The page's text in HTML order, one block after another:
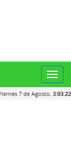
7 de Agosto, 3:03:22